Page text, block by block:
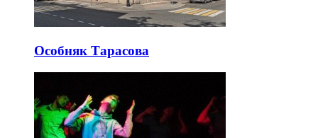
Особняк Тарасова